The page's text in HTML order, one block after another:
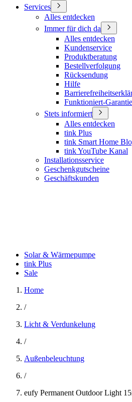
Services
Alles entdecken
Immer für dich da
Alles entdecken
Kundenservice
Produktberatung
Bestellverfolgung
Rücksendung
Hilfe
Funktioniert-Garantie
Stets informiert
Alles entdecken
tink Plus
tink Smart Home
tink YouTube Kanal
Installationsservice
Geschenkgutscheine
Geschäftskunden
Solar & Wärmepumpe
tink Plus
Sale
Home
/
Licht & Verdunkelung
/
Außenbeleuchtung
/
eufy Permanent Outdoor Light